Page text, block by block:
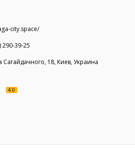
city.space/
290-39-25
Сагайдачного, 18, Киев, Украина
4.0